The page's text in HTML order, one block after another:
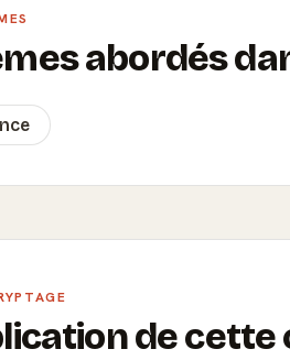
abordés
de cette